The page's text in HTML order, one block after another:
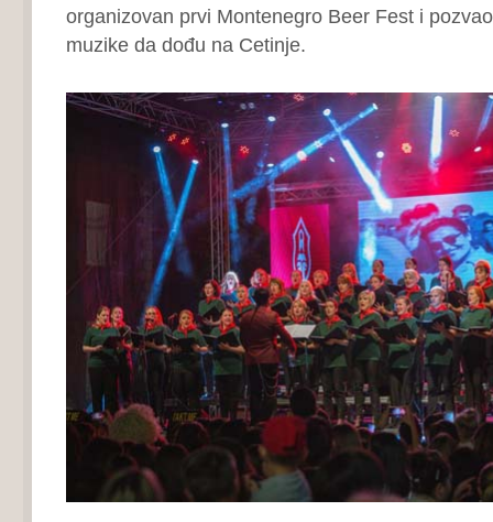
organizovan prvi Montenegro Beer Fest i
muzike da dođu na Cetinje.